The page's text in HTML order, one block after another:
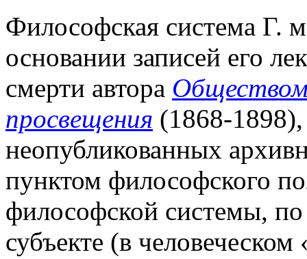
Философская система Г.
основании записей его
смерти автора Обществом
просвещения (1868-
неопубликованных
пунктом философского
философской системы, по
субъекте (в